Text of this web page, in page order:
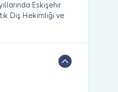
Eskişehir
Diş Hekimliği ve